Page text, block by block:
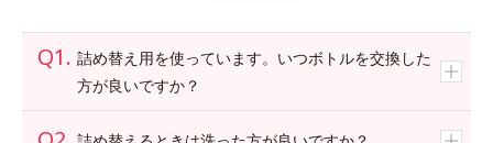
詰め替え用を使っています。いつボトルを交換した
方が良いですか？